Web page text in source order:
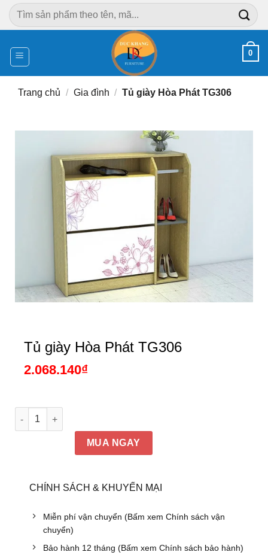
Chuyển
đến
dung
Tìm
kiếm:
0
Trang chủ / Gia đình / Tủ giày Hòa Phát TG306
Tủ giày Hòa Phát TG306
2.068.140₫
Tủ giày Hòa Phát TG306 số lượng
MUA NGAY
CHÍNH SÁCH & KHUYẾN MẠI
Miễn phí vận chuyển (Bấm xem Chính sách vận
chuyển)
Bảo hành 12 tháng (Bấm xem Chính sách bảo hành)